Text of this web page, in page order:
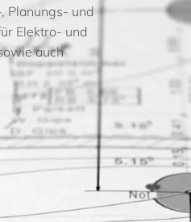
Planungs- und
Elektro- und
auch